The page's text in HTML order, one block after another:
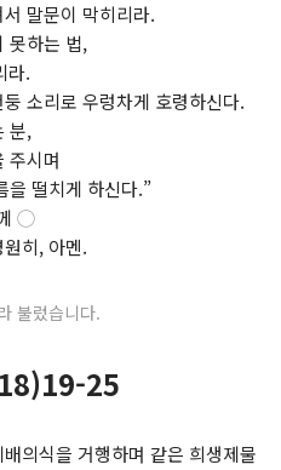
말문이 막히리라.
못하는 법,
라.
소리로 우렁차게 호령하신다.
분,
주시며
을 떨치게 하신다.”
◯
히, 아멘.
불렀습니다.
25
의식을 거행하며 같은 희생제물